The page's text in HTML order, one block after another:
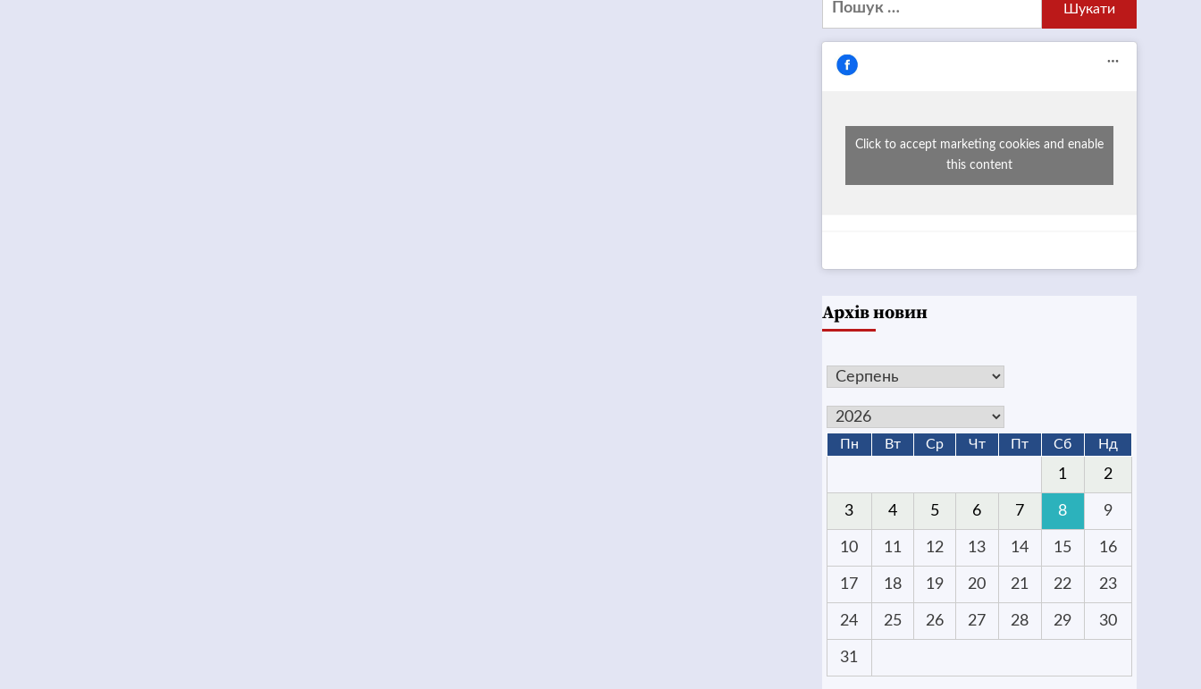
Click to accept marketing cookies and enable
this content
Архів новин
Пн Вт Ср Чт Пт Сб Нд
1 2
3 4 5 6 7 8 9
10 11 12 13 14 15 16
17 18 19 20 21 22 23
24 25 26 27 28 29 30
31